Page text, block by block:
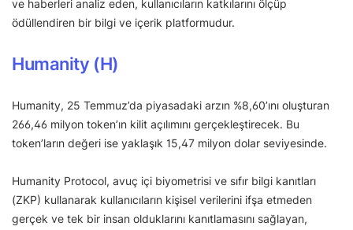
ve haberleri analiz eden, kullanıcıların katkılarını ölçüp
ödüllendiren bir bilgi ve içerik platformudur.
Humanity (H)
Humanity, 25 Temmuz’da piyasadaki arzın %8,60’ını oluşturan
266,46 milyon token’ın kilit açılımını gerçekleştirecek. Bu
token’ların değeri ise yaklaşık 15,47 milyon dolar seviyesinde.
Humanity Protocol, avuç içi biyometrisi ve sıfır bilgi kanıtları
(ZKP) kullanarak kullanıcıların kişisel verilerini ifşa etmeden
gerçek ve tek bir insan olduklarını kanıtlamasını sağlayan,